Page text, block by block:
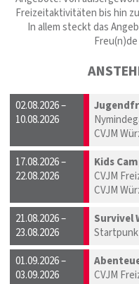
Freizeitaktivitäten bis hin
In allem steckt das
02.08.2026 –
10.08.2026
CVJM
17.08.2026 –
22.08.2026
Kids
CVJM
CVJM
21.08.2026 –
23.08.2026
Survivel
01.09.2026 –
03.09.2026
CVJM